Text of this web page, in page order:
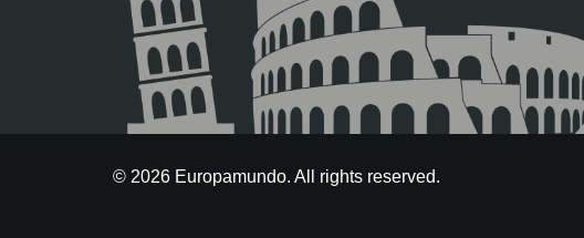
© 2026 Europamundo. All rights reserved.